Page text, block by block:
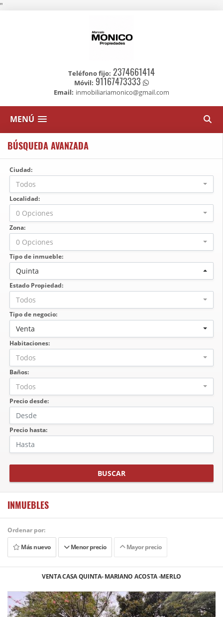
"
Teléfono fijo: 2374661414
Móvil: 91167473333
Email: inmobiliariamonico@gmail.com
MENÚ
BÚSQUEDA AVANZADA
Ciudad:
Todos
Localidad:
0 Opciones
Zona:
0 Opciones
Tipo de inmueble:
Quinta
Estado Propiedad:
Todos
Tipo de negocio:
Venta
Habitaciones:
Todos
Baños:
Todos
Precio desde:
Precio hasta:
BUSCAR
INMUEBLES
Ordenar por:
Más nuevo
Menor precio Mayor precio
VENTA CASA QUINTA- MARIANO ACOSTA -MERLO